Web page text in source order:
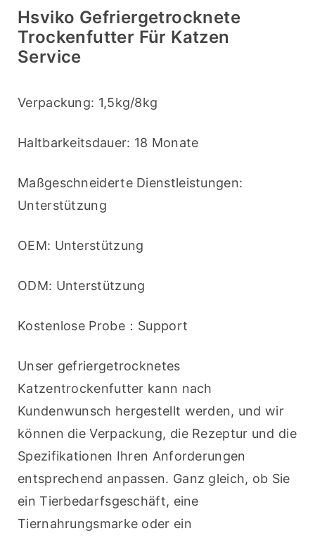
Hsviko Gefriergetrocknete
Trockenfutter Für Katzen
Service
Verpackung: 1,5kg/8kg
Haltbarkeitsdauer: 18 Monate
Maßgeschneiderte Dienstleistungen:
Unterstützung
OEM: Unterstützung
ODM: Unterstützung
Kostenlose Probe：Support
Unser gefriergetrocknetes
Katzentrockenfutter kann nach
Kundenwunsch hergestellt werden, und wir
können die Verpackung, die Rezeptur und die
Spezifikationen Ihren Anforderungen
entsprechend anpassen. Ganz gleich, ob Sie
ein Tierbedarfsgeschäft, eine
Tiernahrungsmarke oder ein